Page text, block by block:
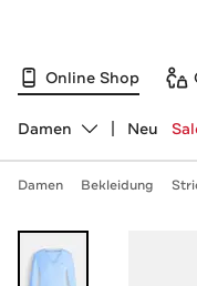
Online Shop
Abteilung ändern,
Damen Neu
Damen Bekleidung